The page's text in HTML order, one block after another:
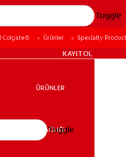
Toggle
KAYIT OL
ÜRÜNLER
AĞIZ SAĞLIĞI
Toggle
| Colgate® Ürünler Specialty